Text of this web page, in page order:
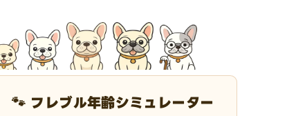
🐾 フレブル年齢シミュレーター